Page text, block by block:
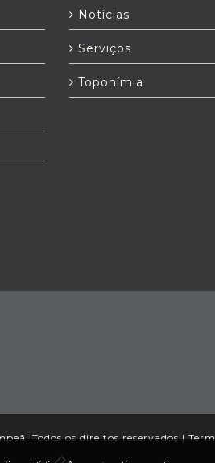
Notícias
Serviços
Toponímia
Todos os direitos reservados |